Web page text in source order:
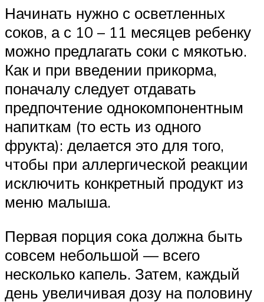
Начинать нужно с осветленных
соков, а с 10 – 11 месяцев ребенку
можно предлагать соки с мякотью.
Как и при введении прикорма,
поначалу следует отдавать
предпочтение однокомпонентным
напиткам (то есть из одного
фрукта): делается это для того,
чтобы при аллергической реакции
исключить конкретный продукт из
меню малыша.
Первая порция сока должна быть
совсем небольшой — всего
несколько капель. Затем, каждый
день увеличивая дозу на половину